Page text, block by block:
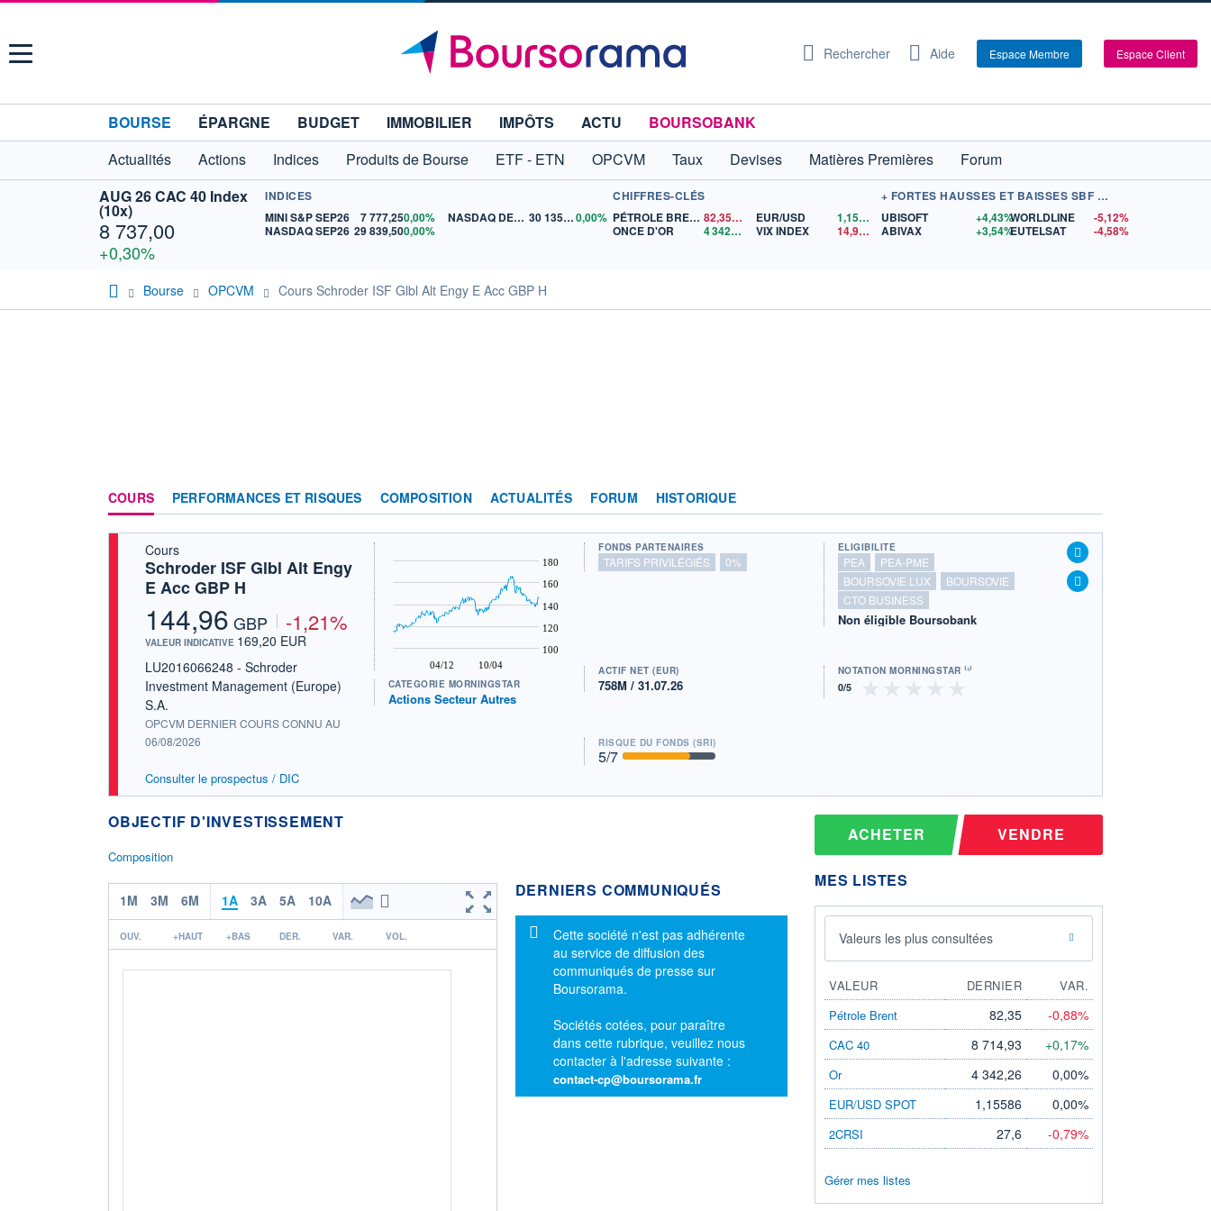
Menu Rechercher Aide Espace Membre Espace Client
BOURSE ÉPARGNE BUDGET IMMOBILIER IMPÔTS ACTU
BOURSOBANK
Actualités
Actions Indices Produits de Bourse ETF - ETN OPCVM Taux Devises Matières Premières
Forum
AUG 26 CAC 40 Index
(10x)
8 737,00
+0,30%
INDICES
MINI S&P SEP26
7 777,250,00%
NASDAQ SEP26 29 839,500,00%
NASDAQ DEC26 30 135,000,00%
CHIFFRES-CLÉS
PÉTROLE BRENT
82,35
$US
ONCE D'OR
4 342,26 $US
EUR/USD 1,1559
$US
VIX INDEX
14,90$US
+ FORTES HAUSSES ET BAISSES SBF 120
UBISOFT
+4,43%
ABIVAX
+3,54%
WORLDLINE
-5,12%
EUTELSAT
-4,58%
Bourse OPCVM Cours Schroder ISF Glbl Alt Engy E Acc GBP H
COURS PERFORMANCES ET RISQUES COMPOSITION ACTUALITÉS FORUM HISTORIQUE
Cours
Schroder ISF Glbl Alt Engy
E Acc GBP H
144,96 GBP -1,21%
VALEUR INDICATIVE 169,20 EUR
LU2016066248 - Schroder
Investment Management (Europe)
S.A.
OPCVM DERNIER COURS CONNU AU
06/08/2026
Consulter le prospectus / DIC
04/12 10/04
100
120
140
160
180
CATÉGORIE MORNINGSTAR
Actions Secteur Autres
FONDS PARTENAIRES
TARIFS PRIVILÉGIÉS 0%
ÉLIGIBILITÉ
PEA
PEA-PME
BOURSOVIE LUX
BOURSOVIE
CTO BUSINESS
Non éligible Boursobank
ACTIF NET (EUR)
758M / 31.07.26
NOTATION MORNINGSTAR ⁽¹⁾
RISQUE DU FONDS (SRI)
5/7
OBJECTIF D'INVESTISSEMENT
Composition
1M 3M 6M 1A 3A 5A 10A
OUV. +HAUT +BAS DER. VAR. VOL.
DERNIERS COMMUNIQUÉS
Message d'information
Cette société n'est pas adhérente
au service de diffusion des
communiqués de presse sur
Boursorama.
Sociétés cotées, pour paraître
dans cette rubrique, veuillez nous
contacter à l'adresse suivante :
contact-cp@boursorama.fr
ACHETER VENDRE
MES LISTES
Valeurs les plus consultées
VALEUR DERNIER
VAR.
Pétrole Brent
82,35 -0,88%
CAC 40 8 714,93 +0,17%
Or 4 342,26 0,00%
EUR/USD SPOT 1,15586 0,00%
2CRSI 27,6 -0,79%
Gérer mes listes